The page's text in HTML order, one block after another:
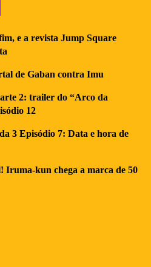
e a revista Jump Square
de Gaban contra Imu
2: trailer do “Arco da
12
3 Episódio 7: Data e hora de
Iruma-kun chega a marca de 50